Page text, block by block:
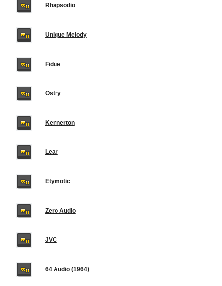
Rhapsodio
Unique Melody
Fidue
Ostry
Kennerton
Lear
Etymotic
Zero Audio
JVC
64 Audio (1964)